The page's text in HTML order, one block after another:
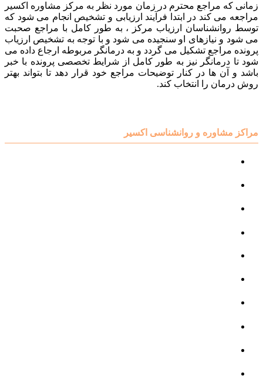
زمانی که مراجع محترم در زمان مورد نظر به مرکز مشاوره اکسیر
مراجعه می کند در ابتدا فرآیند ارزیابی و تشخیص انجام می شود که
توسط روانشناسان ارزیاب مرکز ، به طور کامل با مراجع صحبت
می شود و نیازهای او سنجیده می شود و با توجه به تشخیص ارزیاب
پرونده مراجع تشکیل می گردد و به درمانگر مربوطه ارجاع داده می
شود تا درمانگر نیز به طور کامل از شرایط تخصصی پرونده با خبر
باشد و آن ها در کنار توضیحات مراجع خود قرار دهد تا بتواند بهتر
روش درمان را انتخاب کند.
مراکز مشاوره و روانشناسی اکسیر